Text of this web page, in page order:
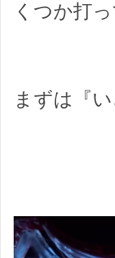
くつか打
まずは『い